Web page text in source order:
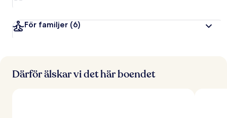
För familjer (6)
Därför älskar vi det här boendet